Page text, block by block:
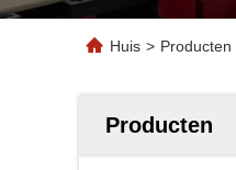
Huis > Producten
Producten